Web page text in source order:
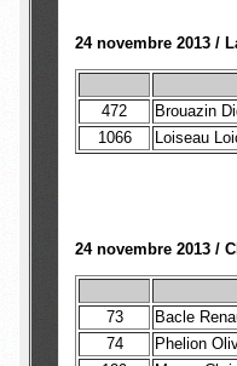
24 novembre 2013 /
472
Brouazin
1066
Loiseau
24 novembre 2013 /
73
Bacle
74
Phelion